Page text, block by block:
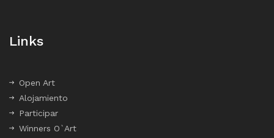
Links
Open Art
Alojamiento
Participar
Winners O`Art